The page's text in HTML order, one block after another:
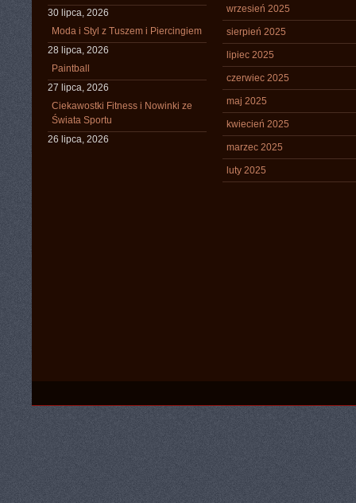
30 lipca, 2026
Moda i Styl z Tuszem i Piercingiem
28 lipca, 2026
Paintball
27 lipca, 2026
Ciekawostki Fitness i Nowinki ze
Świata Sportu
26 lipca, 2026
wrzesień 2025
sierpień 2025
lipiec 2025
czerwiec 2025
maj 2025
kwiecień 2025
marzec 2025
luty 2025